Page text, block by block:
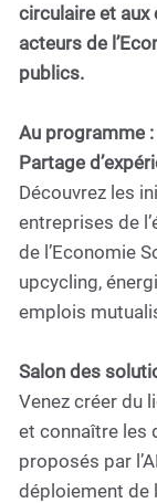
circulaire et
acteurs de
publics.
Au programme :
Partage
Découvrez les
entreprises de
de l’Economie
upcycling,
emplois
Salon des
Venez créer du
et connaître les
proposés par
déploiement de